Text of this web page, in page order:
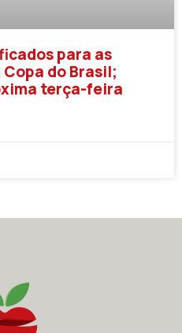
para as
do Brasil;
terça-feira